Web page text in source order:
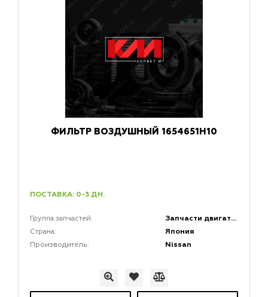
ФИЛЬТР ВОЗДУШНЫЙ 1654651H10
ПОСТАВКА: 0-3 ДН.
Группа запчастей: Запчасти двигателей
Страна: Япония
Производитель: Nissan